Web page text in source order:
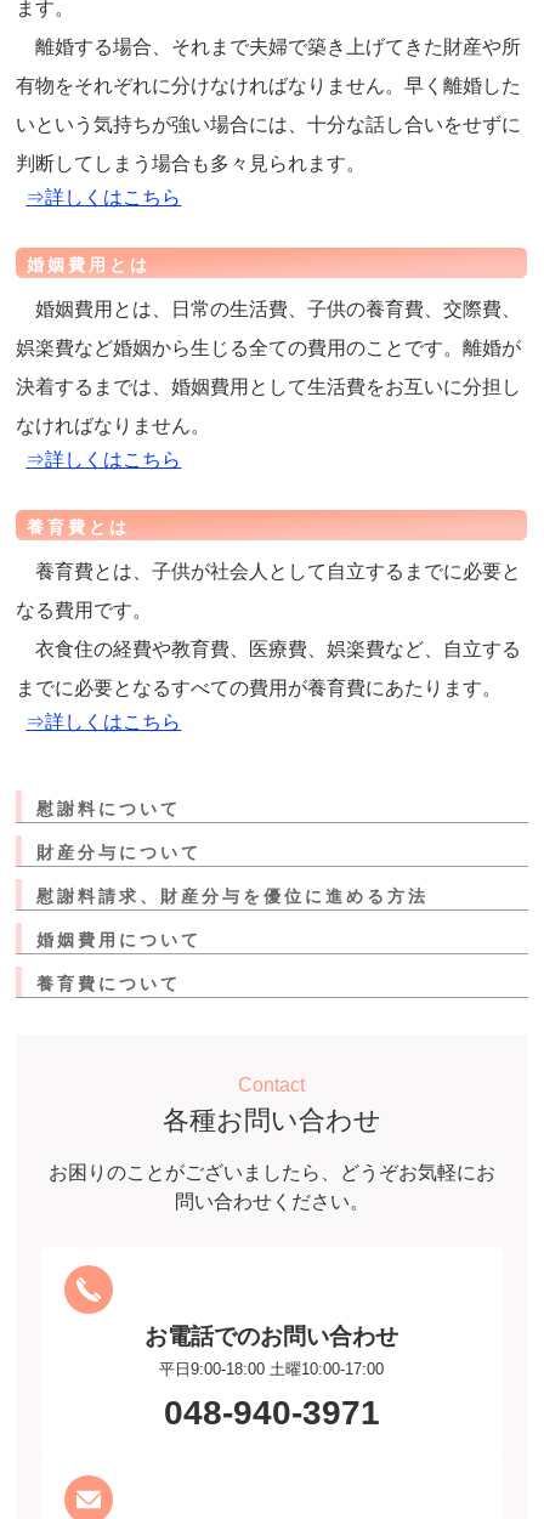
ます。
離婚する場合、それまで夫婦で築き上げてきた財産や所
有物をそれぞれに分けなければなりません。早く離婚した
いという気持ちが強い場合には、十分な話し合いをせずに
判断してしまう場合も多々見られます。
⇒詳しくはこちら
婚姻費用とは
婚姻費用とは、日常の生活費、子供の養育費、交際費、
娯楽費など婚姻から生じる全ての費用のことです。離婚が
決着するまでは、婚姻費用として生活費をお互いに分担し
なければなりません。
⇒詳しくはこちら
養育費とは
養育費とは、子供が社会人として自立するまでに必要と
なる費用です。
衣食住の経費や教育費、医療費、娯楽費など、自立する
までに必要となるすべての費用が養育費にあたります。
⇒詳しくはこちら
慰謝料について
財産分与について
慰謝料請求、財産分与を優位に進める方法
婚姻費用について
養育費について
Contact
各種お問い合わせ
お困りのことがございましたら、どうぞお気軽にお
問い合わせください。
お電話でのお問い合わせ
平日9:00-18:00 土曜10:00-17:00
048-940-3971